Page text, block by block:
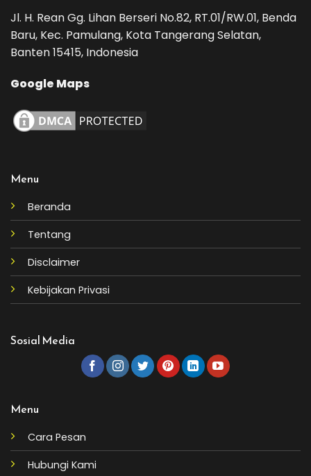
Jl. H. Rean Gg. Lihan Berseri No.82, RT.01/RW.01, Benda
Baru, Kec. Pamulang, Kota Tangerang Selatan,
Banten 15415, Indonesia
Google Maps
Menu
Beranda
Tentang
Disclaimer
Kebijakan Privasi
Sosial Media
Menu
Cara Pesan
Hubungi Kami